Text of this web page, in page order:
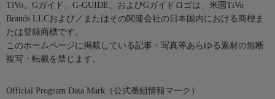
TiVo、Gガイド、G-GUIDE、およびGガイドロゴは、米国TiVo
Brands LLCおよび／またはその関連会社の日本国内における商標ま
たは登録商標です。
このホームページに掲載している記事・写真等あらゆる素材の無断
複写・転載を禁じます。
Official Program Data Mark（公式番組情報マーク）